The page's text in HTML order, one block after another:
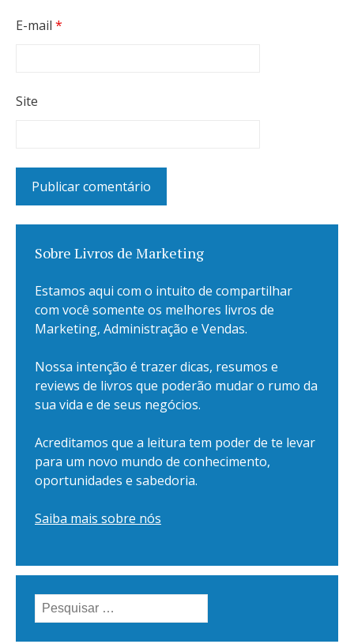
E-mail *
Site
Sobre Livros de Marketing
Estamos aqui com o intuito de compartilhar
com você somente os melhores livros de
Marketing, Administração e Vendas.
Nossa intenção é trazer dicas, resumos e
reviews de livros que poderão mudar o rumo da
sua vida e de seus negócios.
Acreditamos que a leitura tem poder de te levar
para um novo mundo de conhecimento,
oportunidades e sabedoria.
Saiba mais sobre nós
Pesquisar
por: